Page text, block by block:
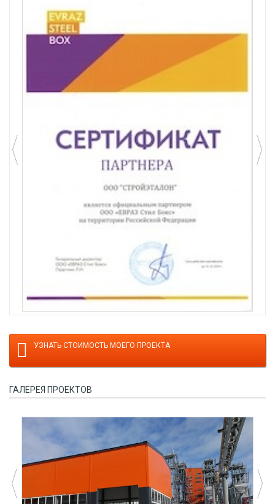
УЗНАТЬ СТОИМОСТЬ МОЕГО ПРОЕКТА
ГАЛЕРЕЯ ПРОЕКТОВ